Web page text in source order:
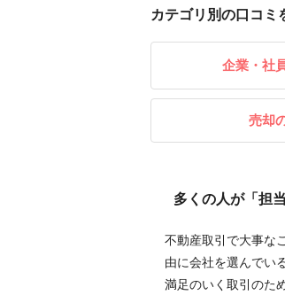
カテゴリ別の口コミ
企業・社
売却
多くの人が「担
不動産取引で大事な
由に会社を選んでい
満足のいく取引のた